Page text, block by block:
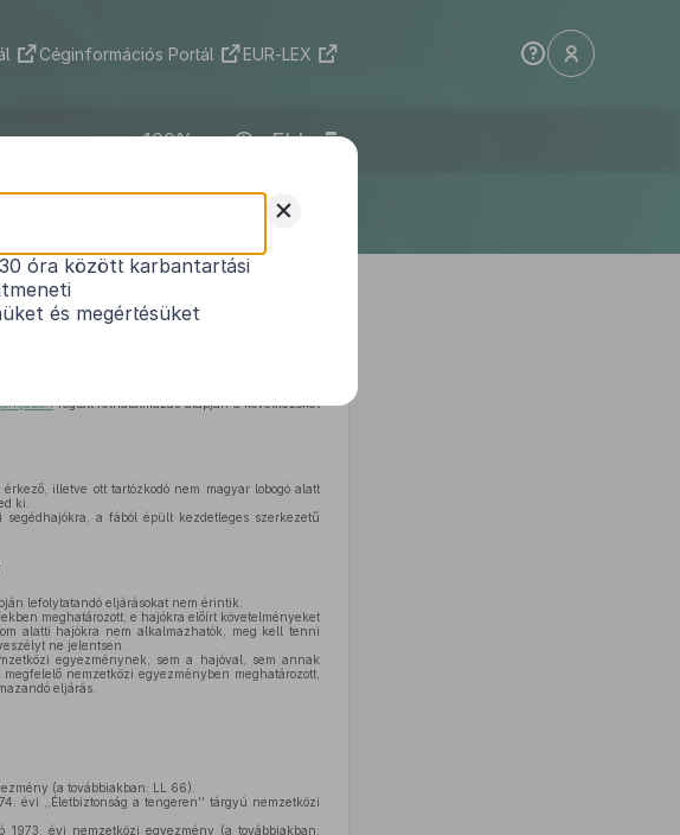
Céginformációs Portál EUR-LEX
ELI
rendelet
közlekedő tengeri hajók
foglalt felhatalmazás alapján a következőket
illetve ott tartózkodó nem magyar lobogó alatt
ki.
a fából épült kezdetleges szerkezetű
lefolytatandó eljárásokat nem érintik.
meghatározott, e hajókra előírt követelményeket
alatti hajókra nem alkalmazhatók, meg kell tenni
ne jelentsen.
egyezménynek, sem a hajóval, sem annak
nemzetközi egyezményben meghatározott,
eljárás.
(a továbbiakban: LL 66).
évi ,,Életbiztonság a tengeren'' tárgyú nemzetközi
1973. évi nemzetközi egyezmény (a továbbiakban:
+
óra között karbantartási
és megértésüket